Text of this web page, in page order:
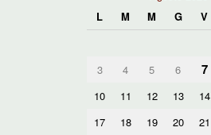
L
M M G V
3
4 5 6 7
10
11 12 13 14
17
18 19 20 21